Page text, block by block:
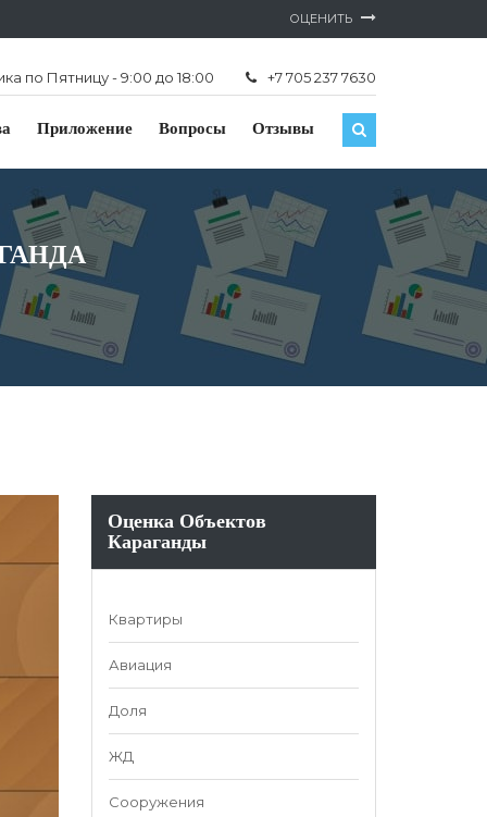
ОЦЕНИТЬ
по Пятницу - 9:00 до 18:00 +7 705 237 7630
Приложение Вопросы Отзывы
Оценка Объектов
Караганды
Квартиры
Авиация
Доля
ЖД
Сооружения